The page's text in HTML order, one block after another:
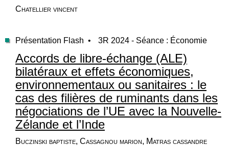
Chatellier vincent
Présentation Flash • 3R 2024 - Séance : Économie
Accords de libre-échange (ALE)
bilatéraux et effets économiques,
environnementaux ou sanitaires : le
cas des filières de ruminants dans les
négociations de l’UE avec la Nouvelle-
Zélande et l’Inde
Buczinski baptiste, Cassagnou marion, Matras cassandre